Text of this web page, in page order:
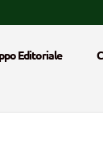
Editoriale